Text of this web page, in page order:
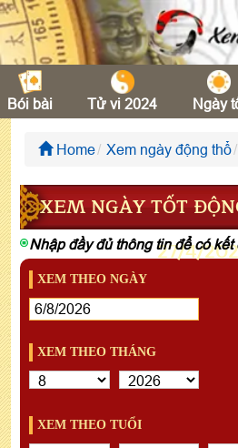
Bói bài Tử vi 2024 Ngày
Home Xem ngày động thổ
XEM NGÀY TỐT
27/4/
Nhập đầy đủ thông tin để có kết
XEM THEO NGÀY
XEM THEO THÁNG
XEM THEO TUỔI